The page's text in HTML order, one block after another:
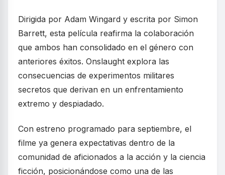
Dirigida por Adam Wingard y escrita por Simon
Barrett, esta película reafirma la colaboración
que ambos han consolidado en el género con
anteriores éxitos. Onslaught explora las
consecuencias de experimentos militares
secretos que derivan en un enfrentamiento
extremo y despiadado.
Con estreno programado para septiembre, el
filme ya genera expectativas dentro de la
comunidad de aficionados a la acción y la ciencia
ficción, posicionándose como una de las